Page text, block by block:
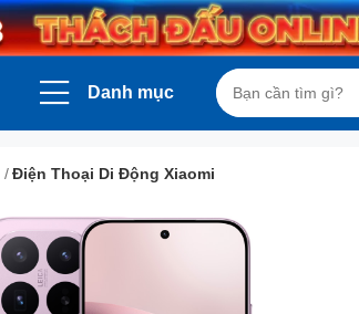
Danh mục
/Điện Thoại Di Động Xiaomi